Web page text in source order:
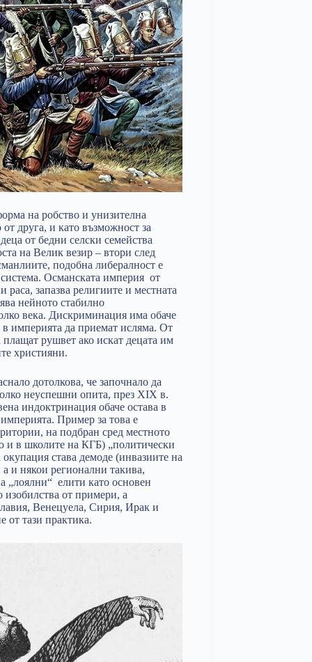
на робство и унизителна
друга, и като възможност за
от бедни селски семейства
на Велик везир – втори след
подобна либералност е
Османската империя от
раса, запазва религиите и местната
нейното стабилно
века. Дискриминация има обаче
империята да приемат исляма. От
рушвет ако искат децата им
християни.
дотолкова, че започнало да
неуспешни опита, през XIX в.
индоктринация обаче остава в
Пример за това е
на подбран сред местното
и в школите на КГБ) „политически
става демоде (инвазиите на
и някои регионални такива,
„лоялни“ елити като основен
от примери, а
Венецуела, Сирия, Ирак и
от тази практика.